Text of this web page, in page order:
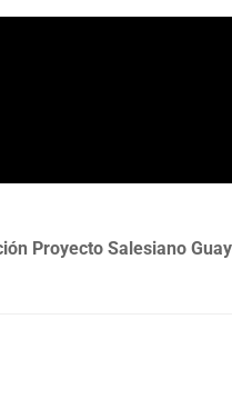
Proyecto Salesiano